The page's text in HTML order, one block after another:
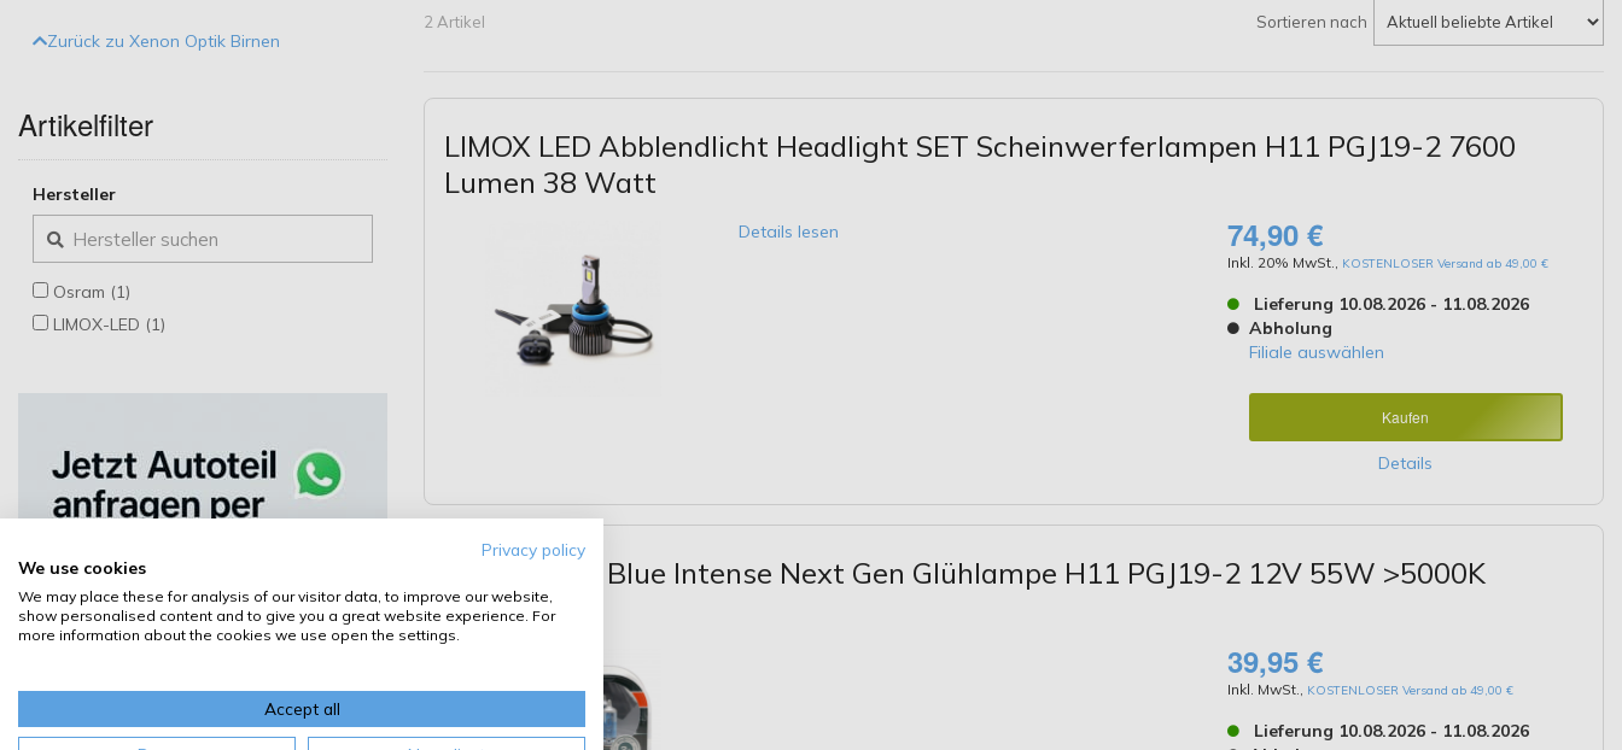
2 Artikel Sortieren nach
LIMOX LED Abblendlicht Headlight SET Scheinwerferlampen H11 PGJ19-2 7600
Lumen 38 Watt
Details lesen 74,90 €
Inkl. 20% MwSt., KOSTENLOSER Versand ab 49,00 €
Lieferung 10.08.2026 - 11.08.2026
Abholung
Filiale auswählen
Kaufen
Details
Osram Cool Blue Intense Next Gen Glühlampe H11 PGJ19-2 12V 55W >5000K
Doppelpack
39,95 €
Inkl. MwSt., KOSTENLOSER Versand ab 49,00 €
Lieferung 10.08.2026 - 11.08.2026
Zurück zu Xenon Optik Birnen
Artikelfilter
Hersteller
Osram (1)
LIMOX-LED (1)
Privacy policy
We use cookies
We may place these for analysis of our visitor data, to improve our website,
show personalised content and to give you a great website experience. For
more information about the cookies we use open the settings.
Accept all